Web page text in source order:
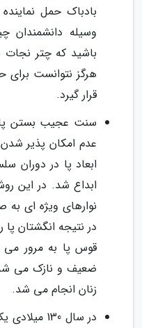
بادباک حمل
وسیله دانشمندان
هرگز نتوانست برای
قرار گیرد.
سنت عجیب بستن
عدم امکان پذیر
ابداع شد. در این
نوارهای ویژه ای
در نتیجه انگشتان
قوس پا به مرور می
ضعیف و نازک می
زنان انجام می شد.
در سال